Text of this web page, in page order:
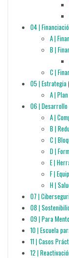
04 |
A |
B |
C |
05 | Estrategia
A |
06 |
A |
B |
C |
D |
E |
F |
H |
07 |
08 |
09 | Para
10 | Escuela
11 | Casos
12 |